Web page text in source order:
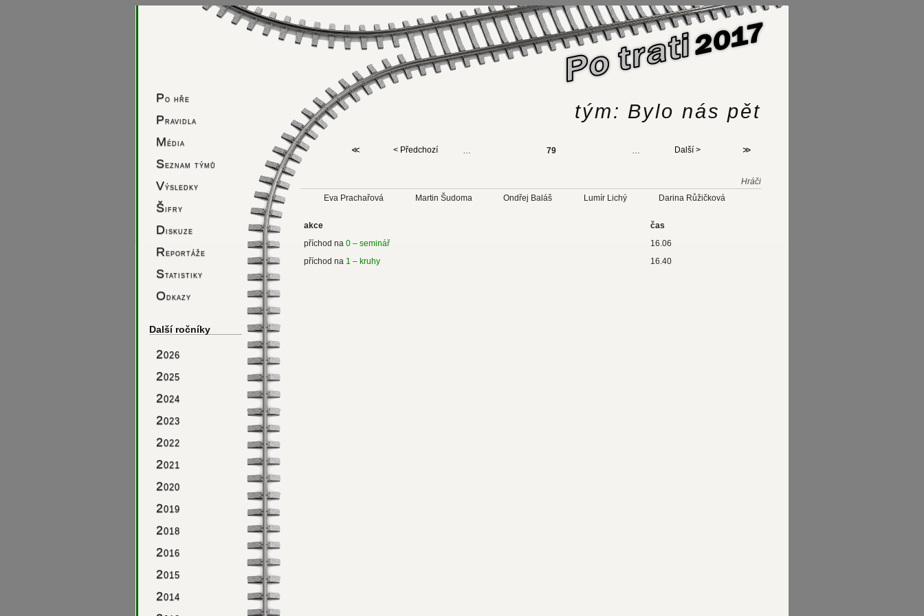
Po hře
Pravidla
Média
Seznam týmů
Výsledky
Šifry
Diskuze
Reportáže
Statistiky
Odkazy
Další ročníky
2026
2025
2024
2023
2022
2021
2020
2019
2018
2016
2015
2014
tým: Bylo nás pět
≪ < Předchozí 79 Další > ≫
Hráči
Eva Prachařová
Martin Šudoma Ondřej Baláš Lumír Lichý Darina Růžičková
akce
čas
příchod na 0 – seminář
16.06
příchod na 1 – kruhy 16.40